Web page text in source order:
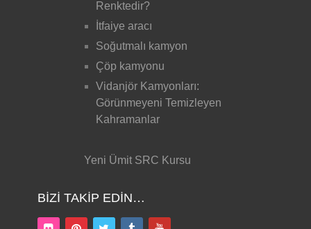
Renktedir?
İtfaiye aracı
Soğutmalı kamyon
Çöp kamyonu
Vidanjör Kamyonları:
Görünmeyeni Temizleyen
Kahramanlar
Yeni Ümit SRC Kursu
BIZI TAKIP EDIN…